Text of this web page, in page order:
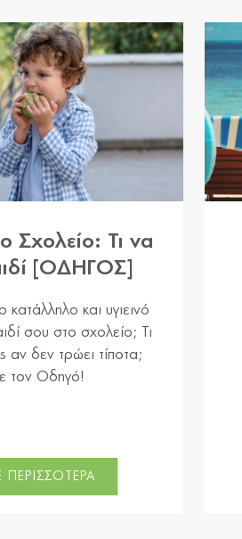
Σχολείο: Τι να
[ΟΔΗΓΟΣ]
κατάλληλο και υγιεινό
σου στο σχολείο; Τι
αν δεν τρώει τίποτα;
τον Οδηγό!
ΠΕΡΙΣΣΟΤΕΡΑ